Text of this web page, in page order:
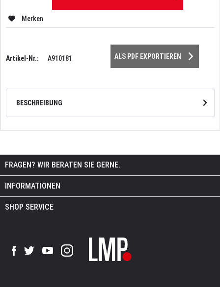
Merken
Artikel-Nr.: A910181 ALS PDF EXPORTIEREN
BESCHREIBUNG
FRAGEN? WIR BERATEN SIE GERNE.
INFORMATIONEN
SHOP SERVICE